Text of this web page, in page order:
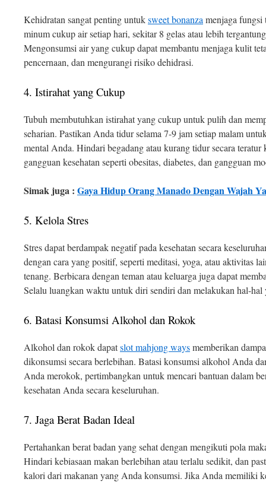
Kehidratan sangat penting untuksweet bonanza menjaga
minum cukup air setiap hari, sekitar 8 gelas atau lebih
Mengonsumsi air yang cukup dapat membantu menjaga kulit
pencernaan, dan mengurangi risiko dehidrasi.
4. Istirahat yang Cukup
Tubuh membutuhkan istirahat yang cukup untuk pulih dan
seharian. Pastikan Anda tidur selama 7-9 jam setiap malam
mental Anda. Hindari begadang atau kurang tidur secara
gangguan kesehatan seperti obesitas, diabetes, dan gangguan
Simak juga : Gaya Hidup Orang Manado Dengan Wajah
5. Kelola Stres
Stres dapat berdampak negatif pada kesehatan secara
dengan cara yang positif, seperti meditasi, yoga, atau aktivitas
tenang. Berbicara dengan teman atau keluarga juga dapat
Selalu luangkan waktu untuk diri sendiri dan melakukan hal-hal
6. Batasi Konsumsi Alkohol dan Rokok
Alkohol dan rokok dapatslot mahjong waysmemberikan
dikonsumsi secara berlebihan. Batasi konsumsi alkohol Anda
Anda merokok, pertimbangkan untuk mencari bantuan dalam
kesehatan Anda secara keseluruhan.
7. Jaga Berat Badan Ideal
Pertahankan berat badan yang sehat dengan mengikuti pola
Hindari kebiasaan makan berlebihan atau terlalu sedikit, dan
kalori dari makanan yang Anda konsumsi. Jika Anda memiliki